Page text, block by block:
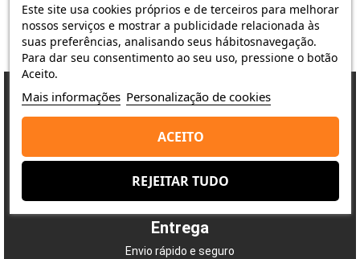
em tecnologia.
Porquê escolher-nos?
A satisfação do cliente é a nossa prioridade
Entrega
Envio rápido e seguro
Este site usa cookies próprios e de terceiros para melhorar
nossos serviços e mostrar a publicidade relacionada às
suas preferências, analisando seus hábitosnavegação.
Para dar seu consentimento ao seu uso, pressione o botão
Aceito.
Mais informações Personalização de cookies
REJEITAR TUDO
ACEITO